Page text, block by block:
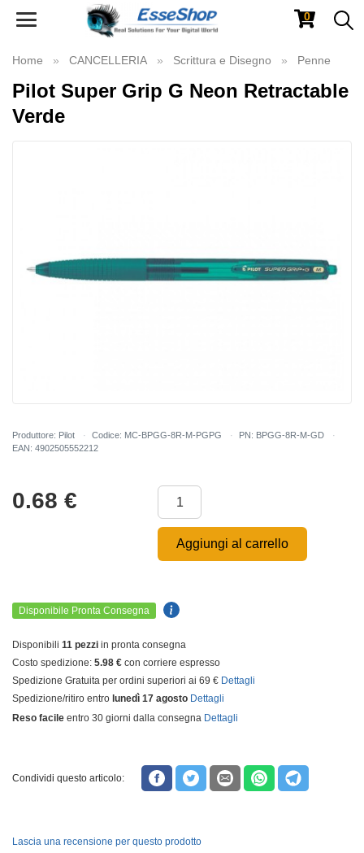
Toggle
0
Home CANCELLERIA Scrittura e Disegno Penne
Pilot Super Grip G Neon Retractable
Verde
Produttore: Pilot Codice: MC-BPGG-8R-M-PGPG
PN: BPGG-8R-M-GD
EAN: 4902505552212
0.68 €
Aggiungi al carrello
Disponibile Pronta Consegna
Disponibili 11 pezzi in pronta consegna
Costo spedizione: 5.98 € con corriere espresso
Spedizione Gratuita per ordini superiori ai 69 € Dettagli
Spedizione/ritiro entro lunedì 17 agosto Dettagli
Reso facile entro 30 giorni dalla consegna Dettagli
Condividi questo articolo:
Lascia una recensione per questo prodotto